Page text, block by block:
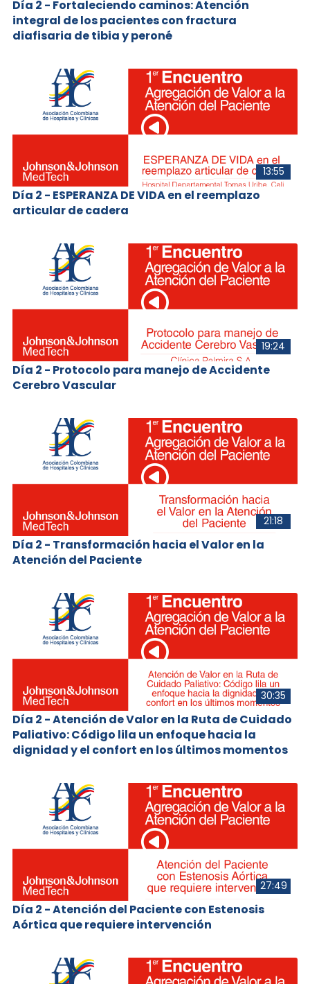
Día 2 - Fortaleciendo caminos: Atención
integral de los pacientes con fractura
diafisaria de tibia y peroné
13:55
Día 2 - ESPERANZA DE VIDA en el reemplazo
articular de cadera
19:24
Día 2 - Protocolo para manejo de Accidente
Cerebro Vascular
21:18
Día 2 - Transformación hacia el Valor en la
Atención del Paciente
30:35
Día 2 - Atención de Valor en la Ruta de Cuidado
Paliativo: Código lila un enfoque hacia la
dignidad y el confort en los últimos momentos
27:49
Día 2 - Atención del Paciente con Estenosis
Aórtica que requiere intervención